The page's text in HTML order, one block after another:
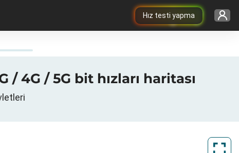
Hız testi yapma
4G / 5G bit hızları haritası